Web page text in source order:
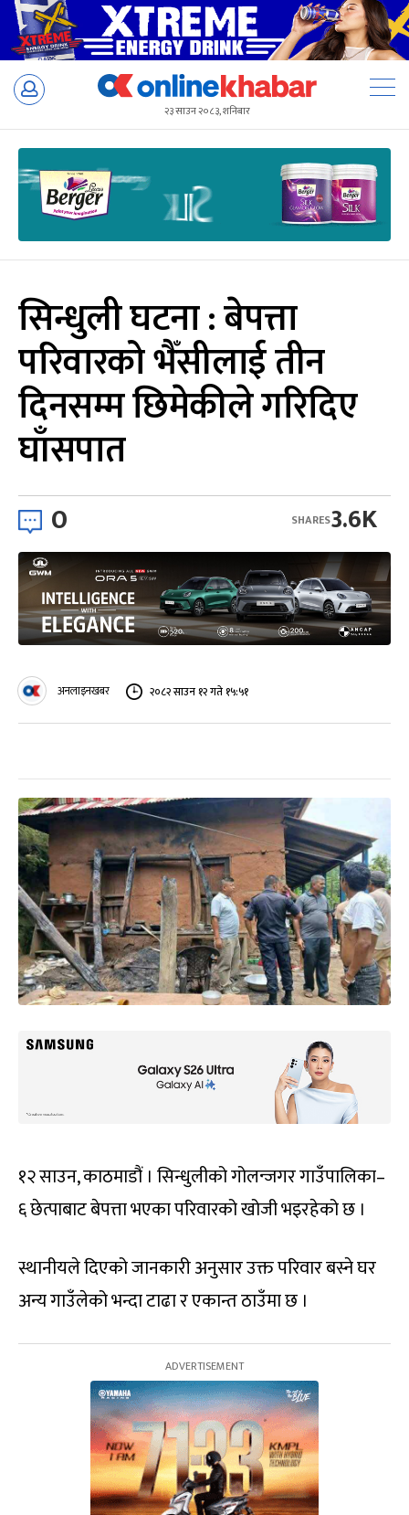
Skip
२३ साउन २०८३, शनिबार
सिन्धुली घटना : बेपत्ता
परिवारको भैँसीलाई तीन
दिनसम्म छिमेकीले गरिदिए
घाँसपात
0 3.6K
SHARES
अनलाइनखबर २०८२ साउन १२ गते १५:५१
१२ साउन, काठमाडौं । सिन्धुलीको गोलन्जगर गाउँपालिका–
६ छेत्पाबाट बेपत्ता भएका परिवारको खोजी भइरहेको छ ।
स्थानीयले दिएको जानकारी अनुसार उक्त परिवार बस्ने घर
अन्य गाउँलेको भन्दा टाढा र एकान्त ठाउँमा छ ।